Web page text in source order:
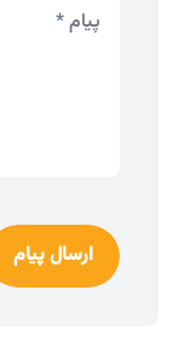
ارسال پیام